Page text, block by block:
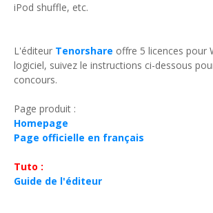
iPod shuffle, etc.
L'éditeur Tenorshare offre 5 licences pour
logiciel, suivez le instructions ci-dessous
concours.
Page produit :
Homepage
Page officielle en français
Tuto :
Guide de l'éditeur